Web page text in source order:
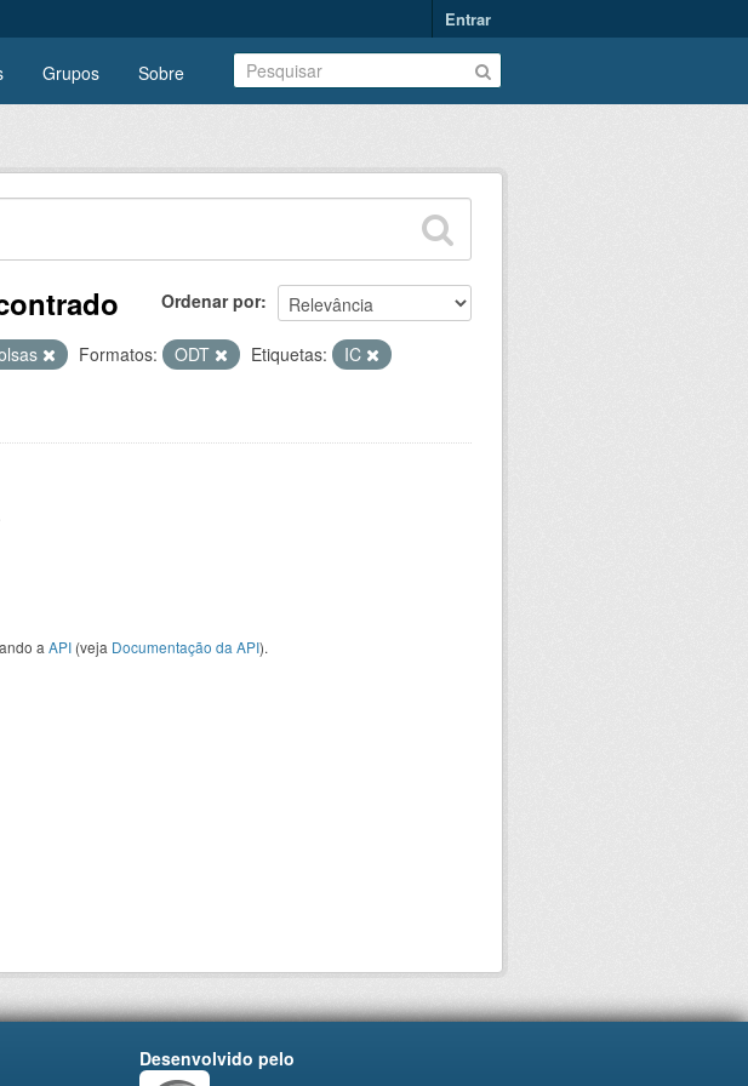
Entrar
Grupos Sobre
Ordenar por
Formatos: ODT Etiquetas:
IC
a API (veja Documentação da API).
Desenvolvido pelo